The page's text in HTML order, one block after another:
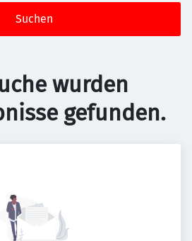
Suchen
wurden
gefunden.